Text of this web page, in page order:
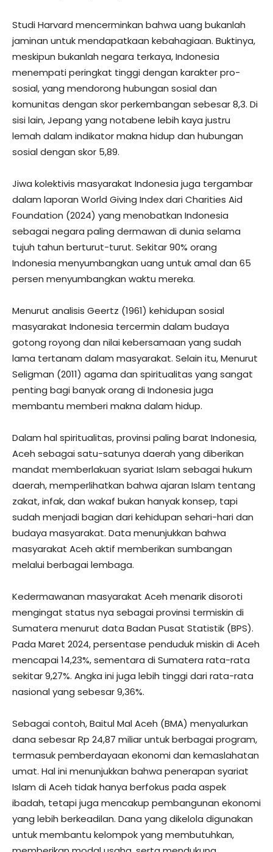
Studi Harvard mencerminkan bahwa uang bukanlah
jaminan untuk mendapatkaan kebahagiaan. Buktinya,
meskipun bukanlah negara terkaya, Indonesia
menempati peringkat tinggi dengan karakter pro-
sosial, yang mendorong hubungan sosial dan
komunitas dengan skor perkembangan sebesar 8,3. Di
sisi lain, Jepang yang notabene lebih kaya justru
lemah dalam indikator makna hidup dan hubungan
sosial dengan skor 5,89.
Jiwa kolektivis masyarakat Indonesia juga tergambar
dalam laporan World Giving Index dari Charities Aid
Foundation (2024) yang menobatkan Indonesia
sebagai negara paling dermawan di dunia selama
tujuh tahun berturut-turut. Sekitar 90% orang
Indonesia menyumbangkan uang untuk amal dan 65
persen menyumbangkan waktu mereka.
Menurut analisis Geertz (1961) kehidupan sosial
masyarakat Indonesia tercermin dalam budaya
gotong royong dan nilai kebersamaan yang sudah
lama tertanam dalam masyarakat. Selain itu, Menurut
Seligman (2011) agama dan spiritualitas yang sangat
penting bagi banyak orang di Indonesia juga
membantu memberi makna dalam hidup.
Dalam hal spiritualitas, provinsi paling barat Indonesia,
Aceh sebagai satu-satunya daerah yang diberikan
mandat memberlakuan syariat Islam sebagai hukum
daerah, memperlihatkan bahwa ajaran Islam tentang
zakat, infak, dan wakaf bukan hanyak konsep, tapi
sudah menjadi bagian dari kehidupan sehari-hari dan
budaya masyarakat. Data menunjukkan bahwa
masyarakat Aceh aktif memberikan sumbangan
melalui berbagai lembaga.
Kedermawanan masyarakat Aceh menarik disoroti
mengingat status nya sebagai provinsi termiskin di
Sumatera menurut data Badan Pusat Statistik (BPS).
Pada Maret 2024, persentase penduduk miskin di Aceh
mencapai 14,23%, sementara di Sumatera rata-rata
sekitar 9,27%. Angka ini juga lebih tinggi dari rata-rata
nasional yang sebesar 9,36%.
Sebagai contoh, Baitul Mal Aceh (BMA) menyalurkan
dana sebesar Rp 24,87 miliar untuk berbagai program,
termasuk pemberdayaan ekonomi dan kemaslahatan
umat. Hal ini menunjukkan bahwa penerapan syariat
Islam di Aceh tidak hanya berfokus pada aspek
ibadah, tetapi juga mencakup pembangunan ekonomi
yang lebih berkeadilan. Dana yang dikelola digunakan
untuk membantu kelompok yang membutuhkan,